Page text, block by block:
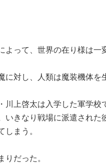
って、世界の在り様は一
対し、人類は魔装機体を
上啓太は入学した軍学校
いきなり戦場に派遣された
まう。
だった。